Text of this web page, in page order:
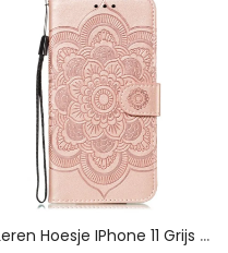
Leren Hoesje IPhone 11 Grijs Zwart Hele Mandala Met String